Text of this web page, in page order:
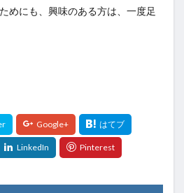
めにも、興味のある方は、一度足